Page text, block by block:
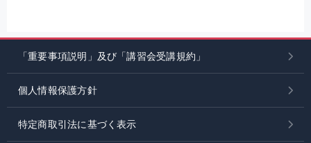
「重要事項説明」及び「講習会受講規約」
個人情報保護方針
特定商取引法に基づく表示